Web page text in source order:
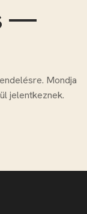
—
Mondja
jelentkeznek.